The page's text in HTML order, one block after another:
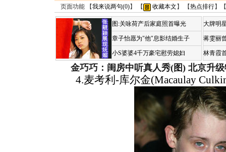
页面功能 【我来说两句(0)】 【 收藏本文 】 【热点排行】【
图:关咏荷产后家庭照首曝光
章子怡愿为"他"息影结婚生子
小S婆婆4千万豪宅慰劳媳妇
大牌明
蒋雯丽
林青霞
金巧巧：闺房中听真人秀(图) 北京升
4.麦考利-库尔金(Macaulay